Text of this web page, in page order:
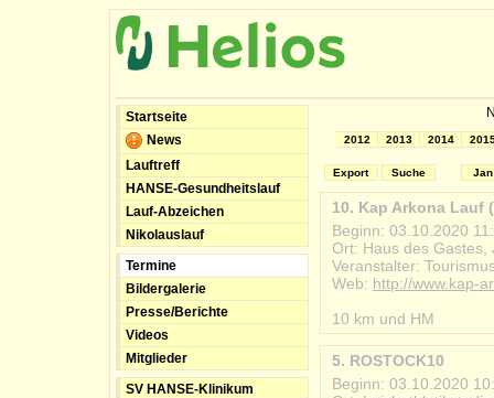
Startseite
News
Lauftreff
HANSE-Gesundheitslauf
Lauf-Abzeichen
Nikolauslauf
Termine
Bildergalerie
Presse/Berichte
Videos
Mitglieder
SV HANSE-Klinikum
2014
2013
2012
Export Suche Jan
10. Kap Arkona Lauf
Beginn: 03.10.2020
Ort: Haus des Gastes,
Veranstalter:
Web: http://www.kap-
10 km und HM
5. ROSTOCK10
Beginn: 03.10.2020